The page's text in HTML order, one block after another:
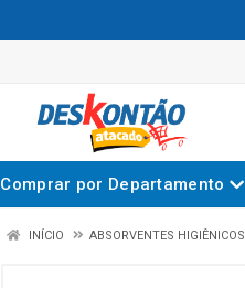
Comprar por Departamento
INÍCIO ABSORVENTES HIGIÊNICOS